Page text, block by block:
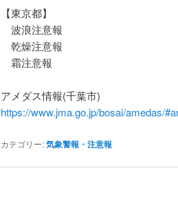
【東京都】
波浪注意報
乾燥注意報
霜注意報
アメダス情報(千葉市)
https://www.jma.go.jp/bosai/amedas/
カテゴリー:気象警報・注意報